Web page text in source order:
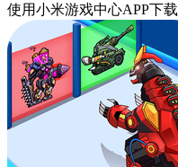
使用小米游戏中心APP下载